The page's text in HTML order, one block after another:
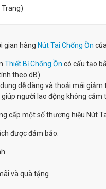
Trang)
gian hàng Nút Tai Chống Ồn
Thiết Bị Chống Ồn có cấu tạo
theo dB)
dễ dàng và thoải mái
người lao động không cảm
cấp một số thương hiệu Nút
được đảm bảo:
và quà tặng